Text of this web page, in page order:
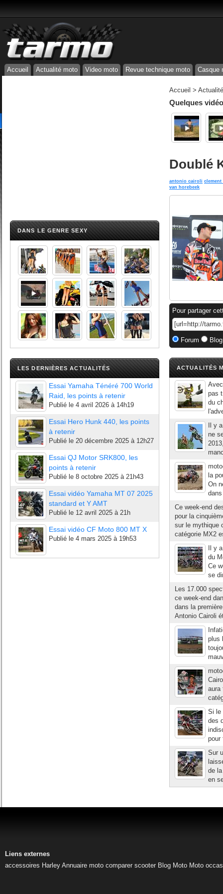
Accueil Actualité moto Video moto Revue technique moto Casque
DANS LE GENRE SEXY
LES DERNIÈRES ACTUALITÉS
Essai Yamaha Ténéré 700 World
Raid, les points à retenir
Publié le 4 avril 2026 à 14h19
Essai Hero Hunk 440, les points
à retenir
Publié le 20 décembre 2025 à 12h27
Essai QJ Motor SRK800, les
points à retenir
Publié le 8 octobre 2025 à 21h43
Essai vidéo Yamaha MT 07 2025
standard et Y AMT
Publié le 12 avril 2025 à 21h
Essai vidéo CF Moto 800 MT X
Publié le 4 mars 2025 à 19h53
Accueil >
Quelques
Doublé
antonio cairoli clement
van horebeek
Pour partager
Forum
ACTUALITÉS
pas
du
Il y
ne
la
On
Ce week-end
pour la
sur le mythique
catégorie MX2
Il y
du
Ce
se
Les 17.000
ce week-end
dans la
Antonio Cairoli
plus
aura
Si le
des
pour
Sur
de
en
Liens externes
accessoires Harley Annuaire moto comparer scooter Blog Moto Moto